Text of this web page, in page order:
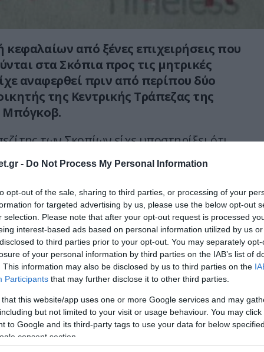
- Do Not Process My Personal Information
opt-out of the sale, sharing to third parties, or processing of your
for targeted advertising by us, please use the below opt-out
selection. Please note that after your opt-out request is processed
interest-based ads based on personal information utilized by us
to third parties prior to your opt-out. You may separately
of your personal information by third parties on the IAB’s list of
This information may also be disclosed by us to third parties on the
Participants that may further disclose it to other third parties.
that this website/app uses one or more Google services and may
but not limited to your visit or usage behaviour. You may
to Google and its third-party tags to use your data for below
consent section.
κεφαλαίων από ξένες επιχειρήσεις που
στα Σκόπια προς τις μητρικές
αναφερθεί πριν από περίπου δύο
της Κεντρικής Τράπεζας της
Μπόγκοβ.
των Σκοπίων είχε υποστηρίξει ότι
οχτώ μήνες του 2012 καταγράφηκε εκροή
χώρα (την οποία δεν κατονόμασε),
ΑΕΠ της ΠΓΔΜ. Δεδομένου ότι το ΑΕΠ των
οι Σκοπιανοί υπολόγισαν την εκροή
Αυτό σημαίνει ότι το ύψος της εκροής
τους πρώτους οχτώ μήνες του έτους
αν υπολογίσει κανείς ότι το ΑΕΠ
περίπου 7 δισ. ευρώ.
υπογραμμίσει ότι εκτός του τραπεζικού
όλες οι άλλες επιχειρήσεις των άλλων
μπορούν ελεύθερα να προβαίνουν σε εκροή
κάτι τέτοιο επιτρέπεται από τη νομοθεσία